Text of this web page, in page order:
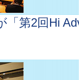
「第2回Hi